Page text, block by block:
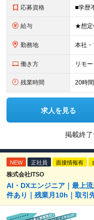
応募資格
給与
勤務地
働き方 リモ
残業時間 20時
求人を見る
掲載終了
NEW 正社員 面接情報有
株式会社ITSO
AI・DXエンジニア｜最上
件あり｜残業月10h｜取引